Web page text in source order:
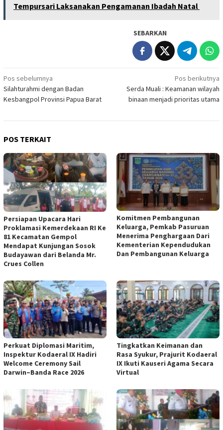
Tempursari Laksanakan Pengamanan Ibadah Natal
SEBARKAN
Navigasi
pos
Pos sebelumnya
Silahturahmi dengan Badan
Kesbangpol Provinsi Papua Barat
Pos berikutnya
Serda Muali : Keamanan wilayah
binaan menjadi prioritas utama
POS TERKAIT
Persiapan Upacara Hari
Proklamasi Kemerdekaan RI Ke
81 Kecamatan Gempol
Mendapat Kunjungan Sosok
Budayawan dari Belanda Mr.
Crues Collen
Komitmen Pembangunan
Keluarga, Pemkab Pasuruan
Menerima Penghargaan Dari
Kementerian Kependudukan
Dan Pembangunan Keluarga
Perkuat Diplomasi Maritim,
Inspektur Kodaeral IX Hadiri
Welcome Ceremony Sail
Darwin–Banda Race 2026
Tingkatkan Keimanan dan
Rasa Syukur, Prajurit Kodaeral
IX Ikuti Kauseri Agama Secara
Virtual